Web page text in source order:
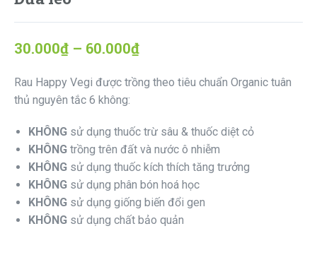
30.000₫ – 60.000₫
Rau Happy Vegi được trồng theo tiêu chuẩn Organic tuân
thủ nguyên tắc 6 không:
KHÔNG sử dụng thuốc trừ sâu & thuốc diệt cỏ
KHÔNG trồng trên đất và nước ô nhiễm
KHÔNG sử dụng thuốc kích thích tăng trưởng
KHÔNG sử dụng phân bón hoá học
KHÔNG sử dụng giống biến đổi gen
KHÔNG sử dụng chất bảo quản